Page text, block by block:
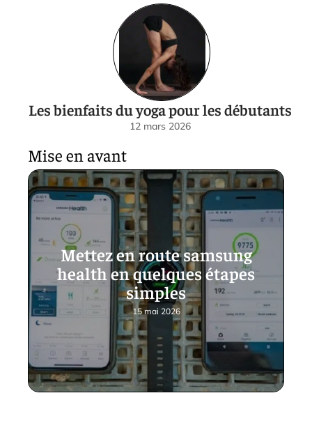
Les bienfaits du yoga pour les débutants
12 mars 2026
Mise en avant
Mettez en route samsung
health en quelques étapes
simples
15 mai 2026